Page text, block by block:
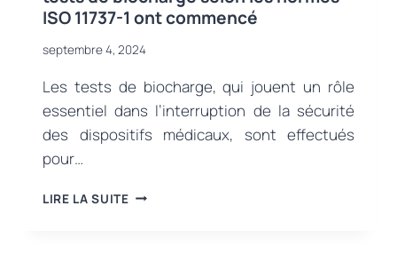
ISO 11737-1 ont commencé
septembre 4, 2024
Les tests de biocharge, qui jouent un rôle
essentiel dans l’interruption de la sécurité
des dispositifs médicaux, sont effectués
pour…
LIRE LA SUITEFRANÇAISOPPORTUNITÉ